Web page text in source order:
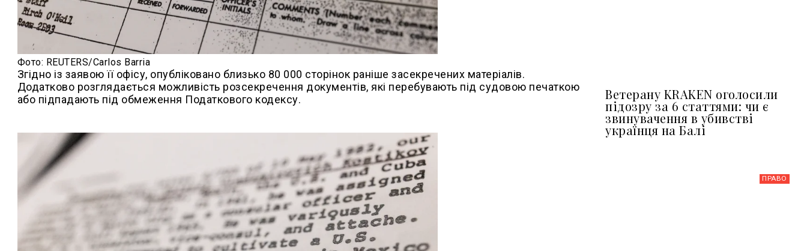
Фото: REUTERS/Carlos Barria
Згідно із заявою її офісу, опубліковано близько 80 000 сторінок раніше засекречених матеріалів.
Додатково розглядається можливість розсекречення документів, які перебувають під судовою печаткою
або підпадають під обмеження Податкового кодексу.
Ветерану KRAKEN оголосили
підозру за 6 статтями: чи є
звинувачення в убивстві
українця на Балі
ПРАВО